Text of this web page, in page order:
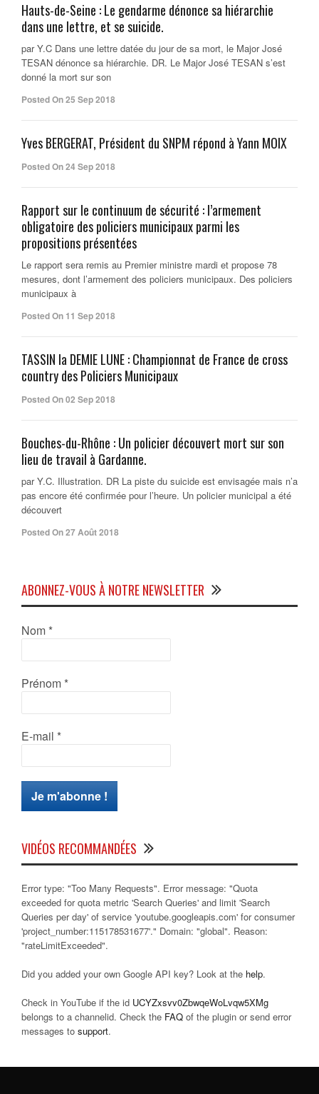
Hauts-de-Seine : Le gendarme dénonce sa hiérarchie
dans une lettre, et se suicide.
par Y.C Dans une lettre datée du jour de sa mort, le Major José
TESAN dénonce sa hiérarchie. DR. Le Major José TESAN s’est
donné la mort sur son
Posted On 25 Sep 2018
Yves BERGERAT, Président du SNPM répond à Yann MOIX
Posted On 24 Sep 2018
Rapport sur le continuum de sécurité : l’armement
obligatoire des policiers municipaux parmi les
propositions présentées
Le rapport sera remis au Premier ministre mardi et propose 78
mesures, dont l’armement des policiers municipaux. Des policiers
municipaux à
Posted On 11 Sep 2018
TASSIN la DEMIE LUNE : Championnat de France de cross
country des Policiers Municipaux
Posted On 02 Sep 2018
Bouches-du-Rhône : Un policier découvert mort sur son
lieu de travail à Gardanne.
par Y.C. Illustration. DR La piste du suicide est envisagée mais n’a
pas encore été confirmée pour l’heure. Un policier municipal a été
découvert
Posted On 27 Août 2018
ABONNEZ-VOUS À NOTRE NEWSLETTER
Nom *
Prénom *
E-mail *
VIDÉOS RECOMMANDÉES
Error type: "Too Many Requests". Error message: "Quota
exceeded for quota metric 'Search Queries' and limit 'Search
Queries per day' of service 'youtube.googleapis.com' for consumer
'project_number:115178531677'." Domain: "global". Reason:
"rateLimitExceeded".
Did you added your own Google API key? Look at the help.
Check in YouTube if the id UCYZxsvv0ZbwqeWoLvqw5XMg
belongs to a channelid. Check the FAQ of the plugin or send error
messages to support.